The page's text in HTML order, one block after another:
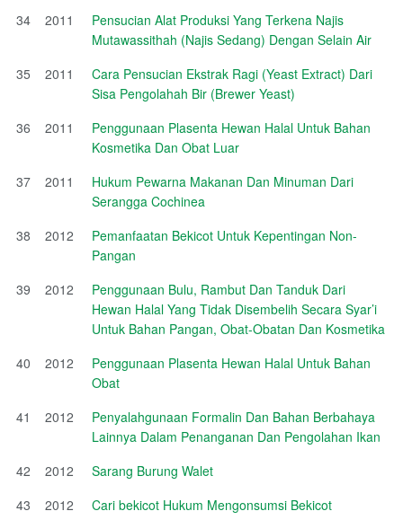
34
2011
Pensucian Alat Produksi Yang Terkena Najis
Mutawassithah (Najis Sedang) Dengan Selain Air
35
2011
Cara Pensucian Ekstrak Ragi (Yeast Extract) Dari
Sisa Pengolahah Bir (Brewer Yeast)
36
2011
Penggunaan Plasenta Hewan Halal Untuk Bahan
Kosmetika Dan Obat Luar
37
2011
Hukum Pewarna Makanan Dan Minuman Dari
Serangga Cochinea
38
2012
Pemanfaatan Bekicot Untuk Kepentingan Non-
Pangan
39
2012
Penggunaan Bulu, Rambut Dan Tanduk Dari
Hewan Halal Yang Tidak Disembelih Secara Syar’i
Untuk Bahan Pangan, Obat-Obatan Dan Kosmetika
40
2012
Penggunaan Plasenta Hewan Halal Untuk Bahan
Obat
41
2012
Penyalahgunaan Formalin Dan Bahan Berbahaya
Lainnya Dalam Penanganan Dan Pengolahan Ikan
42
2012
Sarang Burung Walet
43
2012
Cari bekicot Hukum Mengonsumsi Bekicot